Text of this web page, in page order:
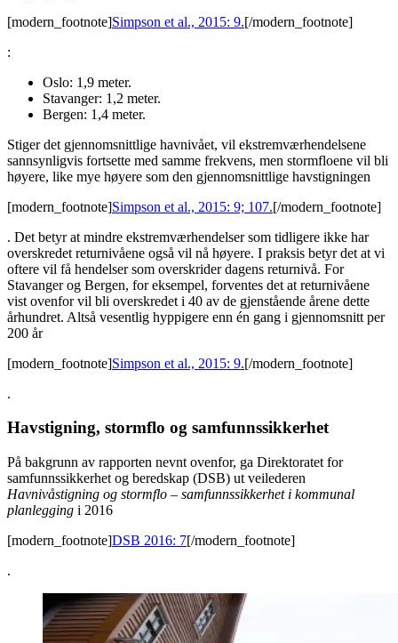
[modern_footnote]Simpson et al., 2015: 9.[/modern_footnote]
:
Oslo: 1,9 meter.
Stavanger: 1,2 meter.
Bergen: 1,4 meter.
Stiger det gjennomsnittlige havnivået, vil ekstremværhendelsene
sannsynligvis fortsette med samme frekvens, men stormfloene vil bli
høyere, like mye høyere som den gjennomsnittlige havstigningen
[modern_footnote]Simpson et al., 2015: 9; 107.[/modern_footnote]
. Det betyr at mindre ekstremværhendelser som tidligere ikke har
overskredet returnivåene også vil nå høyere. I praksis betyr det at vi
oftere vil få hendelser som overskrider dagens returnivå. For
Stavanger og Bergen, for eksempel, forventes det at returnivåene
vist ovenfor vil bli overskredet i 40 av de gjenstående årene dette
århundret. Altså vesentlig hyppigere enn én gang i gjennomsnitt per
200 år
[modern_footnote]Simpson et al., 2015: 9.[/modern_footnote]
.
Havstigning, stormflo og samfunnssikkerhet
På bakgrunn av rapporten nevnt ovenfor, ga Direktoratet for
samfunnssikkerhet og beredskap (DSB) ut veilederen
Havnivåstigning og stormflo – samfunnssikkerhet i kommunal
planlegging i 2016
[modern_footnote]DSB 2016: 7[/modern_footnote]
.